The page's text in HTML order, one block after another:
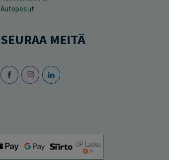
Autopesut
SEURAA MEITÄ